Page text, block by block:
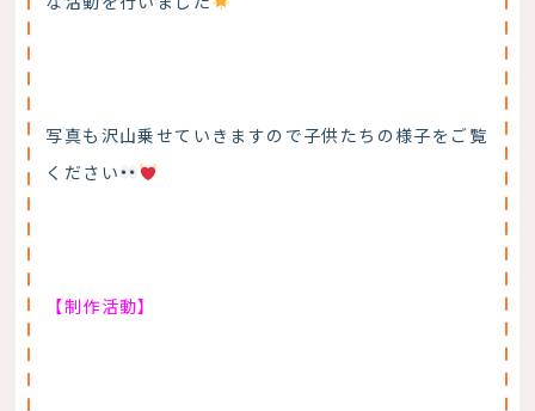
写真も沢山乗せていきますので子供たちの様子をご覧
ください
【制作活動】